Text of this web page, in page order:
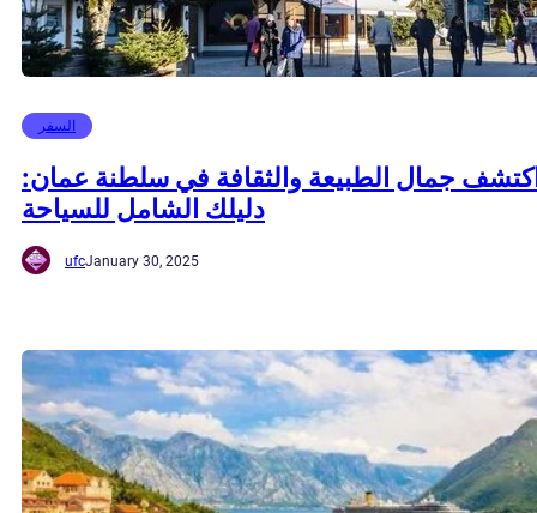
السفر
جمال الطبيعة والثقافة في سلطنة عمان:
دليلك الشامل للسياحة
ufcJanuary 30, 2025